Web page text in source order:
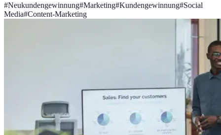
#Neukundengewinnung#Marketing#Kundengewinnung#Social
Media#Content-Marketing